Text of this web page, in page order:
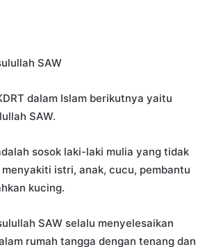
SAW
dalam Islam berikutnya yaitu
SAW.
sosok laki-laki mulia yang tidak
istri, anak, cucu, pembantu
kucing.
SAW selalu menyelesaikan
rumah tangga dengan tenang dan